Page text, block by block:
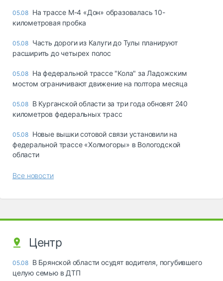
05.08 На трассе М-4 «Дон» образовалась 10-
километровая пробка
05.08 Часть дороги из Калуги до Тулы планируют
расширить до четырех полос
05.08 На федеральной трассе "Кола" за Ладожским
мостом ограничивают движение на полтора месяца
05.08 В Курганской области за три года обновят 240
километров федеральных трасс
05.08 Новые вышки сотовой связи установили на
федеральной трассе «Холмогоры» в Вологодской
области
Все новости
Центр
05.08 В Брянской области осудят водителя, погубившего
целую семью в ДТП